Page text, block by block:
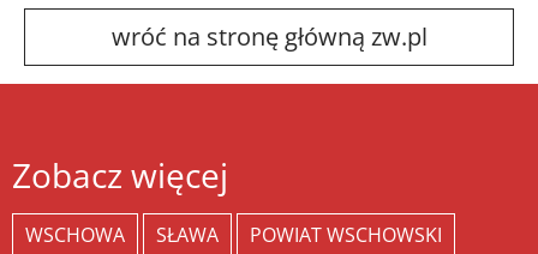
wróć na stronę główną zw.pl
Zobacz więcej
WSCHOWA SŁAWA
POWIAT WSCHOWSKI